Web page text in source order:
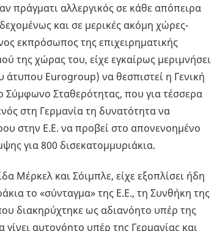
πράγματι αλλεργικός σε κάθε απόπειρα
και σε μερικές ακόμη χώρες-
εκπρόσωπος της επιχειρηματικής
της χώρας του, είχε εγκαίρως μεριμνήσει
Eurogroup) να θεσπιστεί η Γενική
Σταθερότητας, που για τέσσερα
στη Γερμανία τη δυνατότητα να
στην Ε.Ε. να προβεί στο απονενοημένο
για 800 δισεκατομμυριάκια.
Μέρκελ και Σόιμπλε, είχε εξοπλίσει ήδη
το «σύνταγμα» της Ε.Ε., τη Συνθήκη της
διακηρύχτηκε ως αδιανόητο υπέρ της
αυτονόητο υπέρ της Γερμανίας και